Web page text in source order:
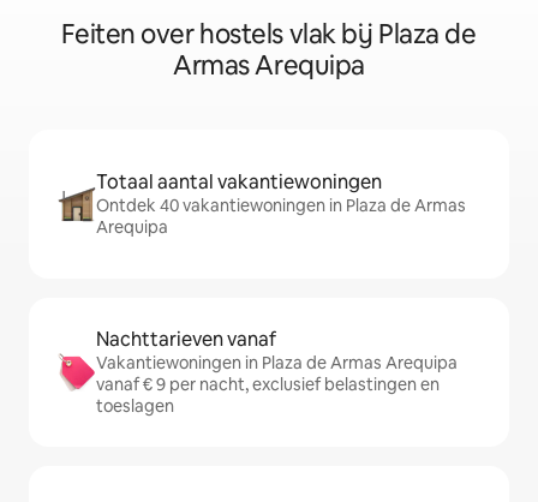
Feiten over hostels vlak bij Plaza de
Armas Arequipa
Totaal aantal vakantiewoningen
Ontdek 40 vakantiewoningen in Plaza de Armas
Arequipa
Nachttarieven vanaf
Vakantiewoningen in Plaza de Armas Arequipa
vanaf € 9 per nacht, exclusief belastingen en
toeslagen